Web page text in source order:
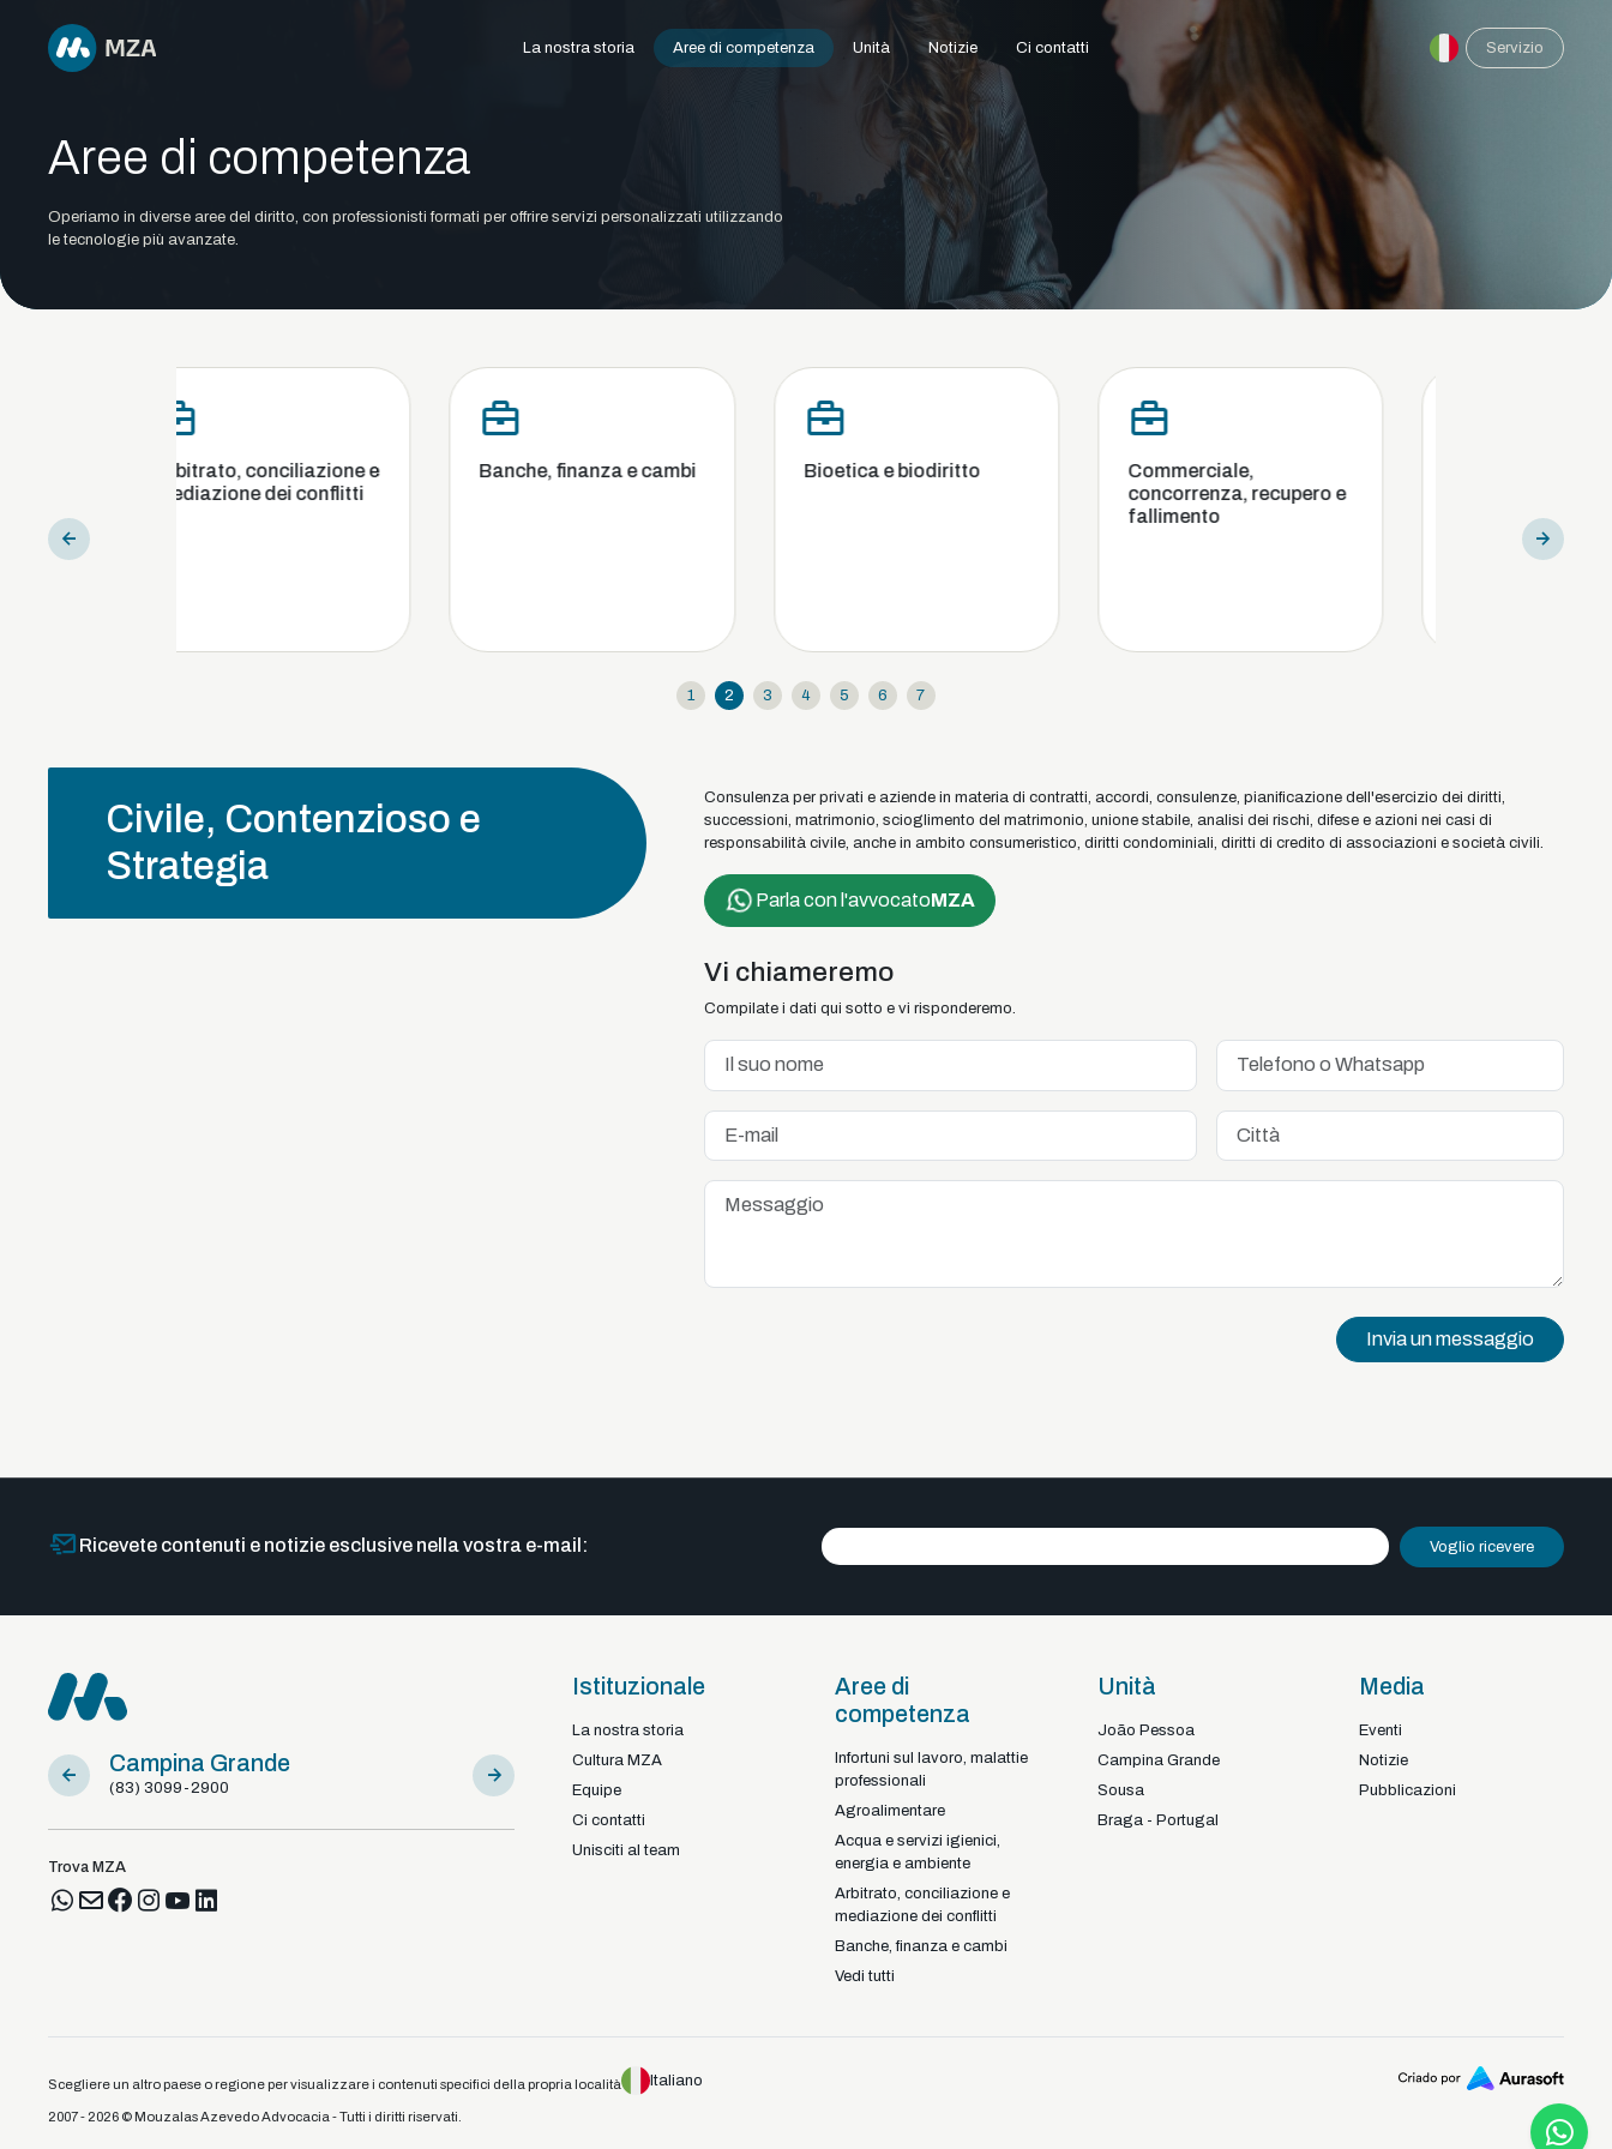
La nostra storia Aree di competenza Unità Notizie Ci contatti Servizio
Aree di competenza
Operiamo in diverse aree del diritto, con professionisti formati per offrire servizi personalizzati utilizzando
le tecnologie più avanzate.
Arbitrato, conciliazione e
mediazione dei conflitti
Banche, finanza e cambi Bioetica e biodiritto
concorrenza, recupero e
interne
1 2 3 4 5 6 7
Civile, Contenzioso e
Strategia
Consulenza per privati e aziende in materia di contratti, accordi, consulenze, pianificazione dell'esercizio dei diritti,
successioni, matrimonio, scioglimento del matrimonio, unione stabile, analisi dei rischi, difese e azioni nei casi di
responsabilità civile, anche in ambito consumeristico, diritti condominiali, diritti di credito di associazioni e società civili.
Parla con l'avvocatoMZA
Vi chiameremo
Compilate i dati qui sotto e vi risponderemo.
Invia un messaggio
Ricevete contenuti e notizie esclusive nella vostra e-mail: Voglio ricevere
Campina Grande
(83) 3099-2900
Sousa
(83) 98122-92925
Braga - Portugal
+351
Trova MZA
Istituzionale
La nostra storia
Cultura MZA
Equipe
Ci contatti
Unisciti al team
Aree di
competenza
Infortuni sul lavoro, malattie
professionali
Agroalimentare
Acqua e servizi igienici,
energia e ambiente
Arbitrato, conciliazione e
mediazione dei conflitti
Banche, finanza e cambi
Vedi tutti
Unità
João Pessoa
Campina Grande
Sousa
Braga - Portugal
Media
Eventi
Notizie
Pubblicazioni
Scegliere un altro paese o regione per visualizzare i contenuti specifici della propria località Italiano
2007 - 2026 © Mouzalas Azevedo Advocacia - Tutti i diritti riservati.